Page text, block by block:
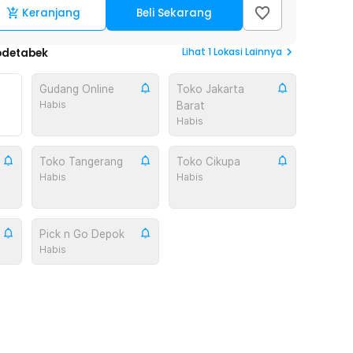
Keranjang Beli Sekarang
Lihat 1Lokasi Lainnya
Gudang Online
Habis
Toko Jakarta
Barat
Habis
Toko Tangerang
Habis
Toko Cikupa
Habis
Pick n Go Depok
Habis